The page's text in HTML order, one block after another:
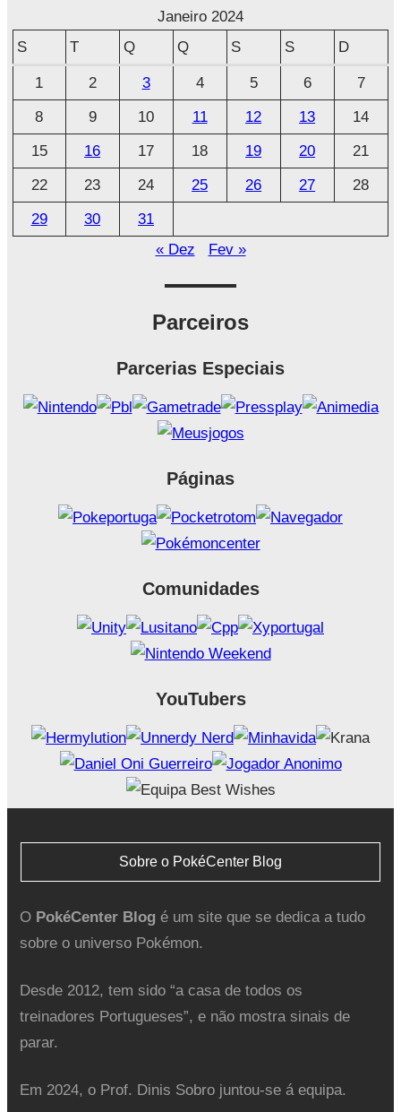
v
o
Janeiro 2024
S
T Q Q S S D
1 2 3 4 5 6
7
8
9 10 11 12 13
14
15
16 17 18 19 20
21
22
23 24 25 26 27
28
29
30
31
« Dez
Fev »
Parceiros
Parcerias Especiais
Páginas
Comunidades
YouTubers
Sobre o PokéCenter Blog
O PokéCenter Blogé um site que se dedica a tudo
sobre o universo Pokémon.
Desde 2012, tem sido “a casa de todos os
treinadores Portugueses”, e não mostra sinais de
parar.
Em 2024, o Prof. Dinis Sobro juntou-se á equipa.